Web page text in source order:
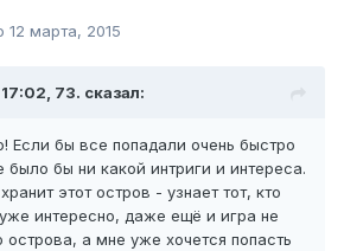
12 марта, 2015
73. сказал:
Если бы все попадали очень быстро
было бы ни какой интриги и интереса.
этот остров - узнает тот, кто
интересно, даже ещё и игра не
острова, а мне уже хочется попасть